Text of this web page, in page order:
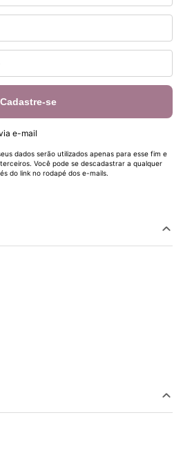
Cadastre-se
e-mail
dados serão utilizados apenas para esse fim e
Você pode se descadastrar a qualquer
do link no rodapé dos e-mails.